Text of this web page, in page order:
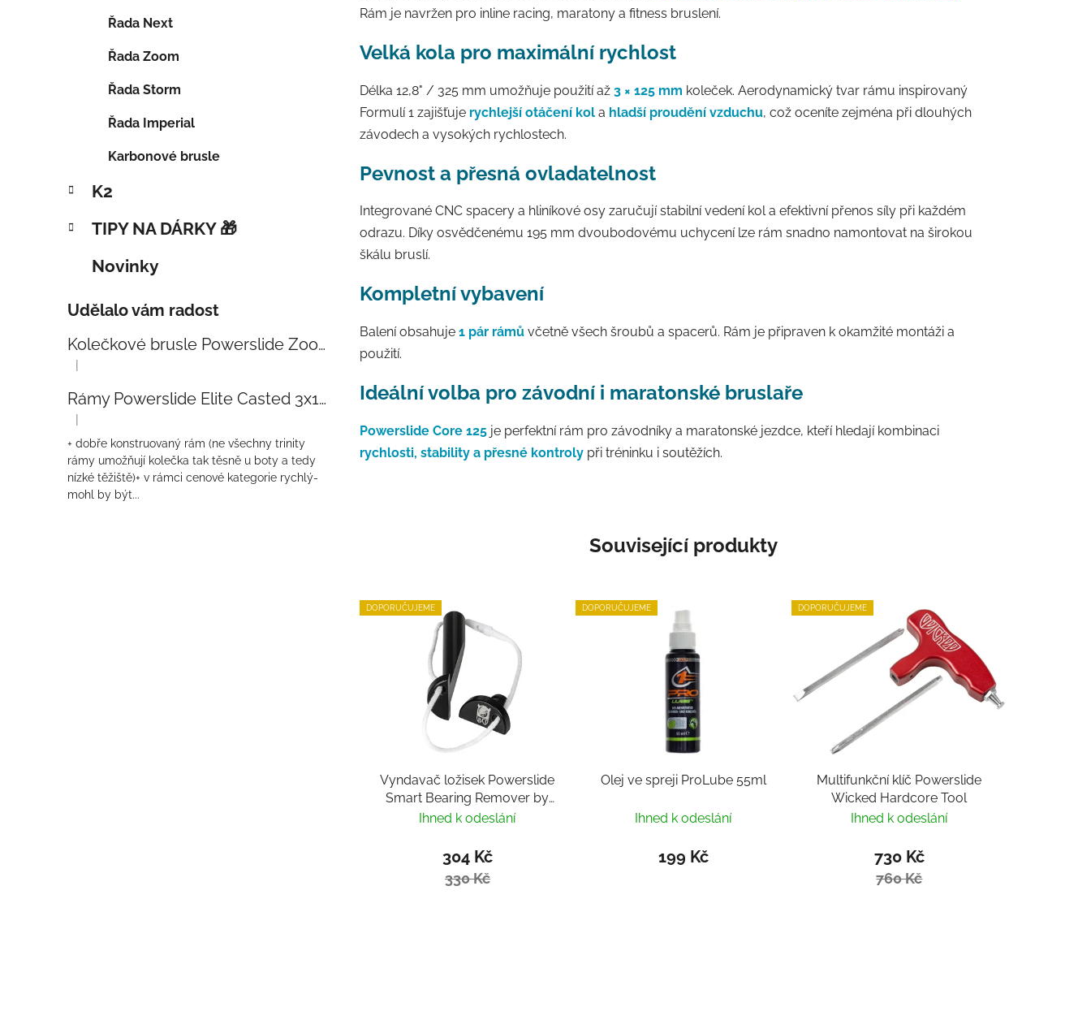
Řada Next
Řada Zoom
Řada Storm
Řada Imperial
Karbonové brusle
K2
TIPY NA DÁRKY 🎁
Novinky
Udělalo vám radost
Kolečkové brusle Powerslide Zoom Baby Blue 80
Hodnocení produktu je 5 z 5 hvězdiček.
|
Rámy Powerslide Elite Casted 3x110 Trinity 270mm
Hodnocení produktu je 4 z 5 hvězdiček.
|
+ dobře konstruovaný rám (ne všechny trinity
rámy umožňují kolečka tak těsně u boty a tedy
nízké těžiště)+ v rámci cenové kategorie rychlý-
mohl by být...
Rám je navržen pro inline racing, maratony a fitness bruslení.
Velká kola pro maximální rychlost
Délka 12,8" / 325 mm umožňuje použití až 3 × 125 mm koleček. Aerodynamický tvar rámu inspirovaný
Formulí 1 zajišťuje rychlejší otáčení kol a hladší proudění vzduchu, což oceníte zejména při dlouhých
závodech a vysokých rychlostech.
Pevnost a přesná ovladatelnost
Integrované CNC spacery a hliníkové osy zaručují stabilní vedení kol a efektivní přenos síly při každém
odrazu. Díky osvědčenému 195 mm dvoubodovému uchycení lze rám snadno namontovat na širokou
škálu bruslí.
Kompletní vybavení
Balení obsahuje 1 pár rámů včetně všech šroubů a spacerů. Rám je připraven k okamžité montáži a
použití.
Ideální volba pro závodní i maratonské bruslaře
Powerslide Core 125 je perfektní rám pro závodníky a maratonské jezdce, kteří hledají kombinaci
rychlosti, stability a přesné kontroly při tréninku i soutěžích.
Související produkty
DOPORUČUJEME
Vyndavač ložisek Powerslide
Smart Bearing Remover by
Villy
Ihned k odeslání
304 Kč
330 Kč
DOPORUČUJEME
Olej ve spreji ProLube 55ml
Ihned k odeslání
199 Kč
DOPORUČUJEME
Multifunkční klíč Powerslide
Wicked Hardcore Tool
Ihned k odeslání
730 Kč
760 Kč